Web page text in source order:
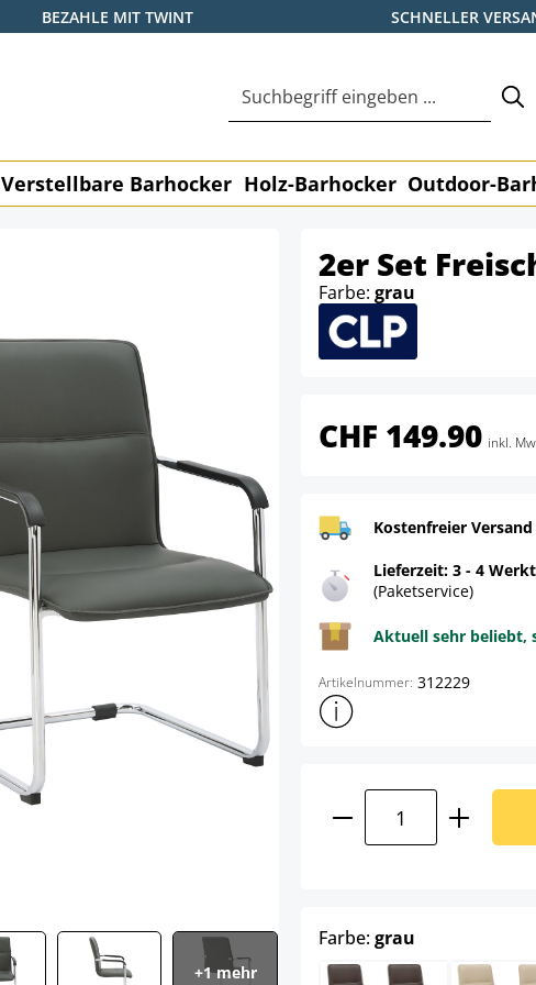
BEZAHLE MIT TWINT SCHNELLER
Verstellbare Barhocker Holz-Barhocker Outdoor-
+1 mehr
2er Set
Farbe: grau
CHF 149.90 inkl.
Kostenfreier
Lieferzeit: 3 - 4
(Paketservice)
Aktuell sehr beliebt,
Artikelnummer: 312229
Weitere
Produkt Anzahl:
Farbe:grau